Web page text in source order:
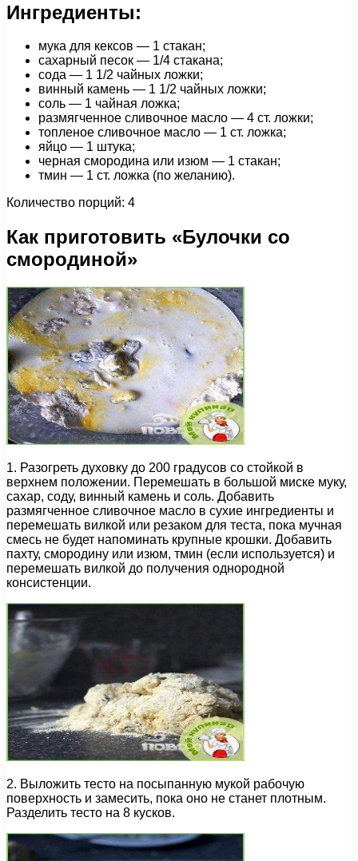
Ингредиенты:
мука для кексов — 1 стакан;
сахарный песок — 1/4 стакана;
сода — 1 1/2 чайных ложки;
винный камень — 1 1/2 чайных ложки;
соль — 1 чайная ложка;
размягченное сливочное масло — 4 ст. ложки;
топленое сливочное масло — 1 ст. ложка;
яйцо — 1 штука;
черная смородина или изюм — 1 стакан;
тмин — 1 cт. ложка (по желанию).
Количество порций: 4
Как приготовить «Булочки со
смородиной»
1. Разогреть духовку до 200 градусов со стойкой в
верхнем положении. Перемешать в большой миске муку,
сахар, соду, винный камень и соль. Добавить
размягченное сливочное масло в сухие ингредиенты и
перемешать вилкой или резаком для теста, пока мучная
смесь не будет напоминать крупные крошки. Добавить
пахту, смородину или изюм, тмин (если используется) и
перемешать вилкой до получения однородной
консистенции.
2. Выложить тесто на посыпанную мукой рабочую
поверхность и замесить, пока оно не станет плотным.
Разделить тесто на 8 кусков.